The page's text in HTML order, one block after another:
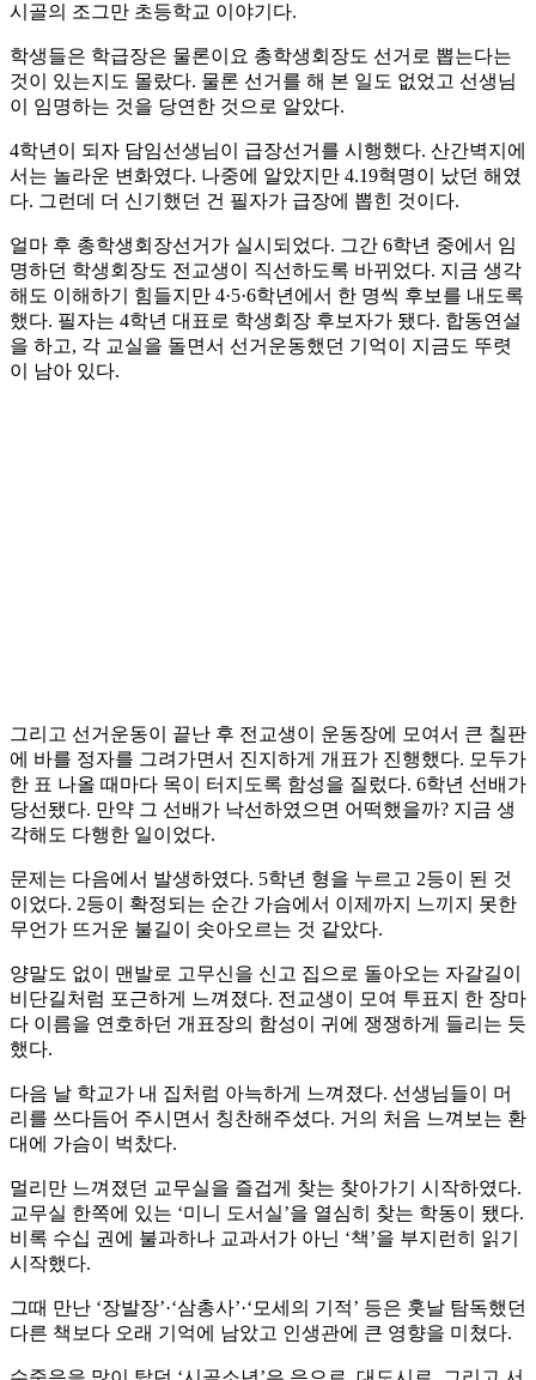
시골의 조그만 초등학교 이야기다.
학생들은 학급장은 물론이요 총학생회장도 선거로 뽑는다는
것이 있는지도 몰랐다. 물론 선거를 해 본 일도 없었고 선생님
이 임명하는 것을 당연한 것으로 알았다.
4학년이 되자 담임선생님이 급장선거를 시행했다. 산간벽지에
서는 놀라운 변화였다. 나중에 알았지만 4.19혁명이 났던 해였
다. 그런데 더 신기했던 건 필자가 급장에 뽑힌 것이다.
얼마 후 총학생회장선거가 실시되었다. 그간 6학년 중에서 임
명하던 학생회장도 전교생이 직선하도록 바뀌었다. 지금 생각
해도 이해하기 힘들지만 4·5·6학년에서 한 명씩 후보를 내도록
했다. 필자는 4학년 대표로 학생회장 후보자가 됐다. 합동연설
을 하고, 각 교실을 돌면서 선거운동했던 기억이 지금도 뚜렷
이 남아 있다.
그리고 선거운동이 끝난 후 전교생이 운동장에 모여서 큰 칠판
에 바를 정자를 그려가면서 진지하게 개표가 진행했다. 모두가
한 표 나올 때마다 목이 터지도록 함성을 질렀다. 6학년 선배가
당선됐다. 만약 그 선배가 낙선하였으면 어떡했을까? 지금 생
각해도 다행한 일이었다.
문제는 다음에서 발생하였다. 5학년 형을 누르고 2등이 된 것
이었다. 2등이 확정되는 순간 가슴에서 이제까지 느끼지 못한
무언가 뜨거운 불길이 솟아오르는 것 같았다.
양말도 없이 맨발로 고무신을 신고 집으로 돌아오는 자갈길이
비단길처럼 포근하게 느껴졌다. 전교생이 모여 투표지 한 장마
다 이름을 연호하던 개표장의 함성이 귀에 쟁쟁하게 들리는 듯
했다.
다음 날 학교가 내 집처럼 아늑하게 느껴졌다. 선생님들이 머
리를 쓰다듬어 주시면서 칭찬해주셨다. 거의 처음 느껴보는 환
대에 가슴이 벅찼다.
멀리만 느껴졌던 교무실을 즐겁게 찾는 찾아가기 시작하였다.
교무실 한쪽에 있는 ‘미니 도서실’을 열심히 찾는 학동이 됐다.
비록 수십 권에 불과하나 교과서가 아닌 ‘책’을 부지런히 읽기
시작했다.
그때 만난 ‘장발장’·‘삼총사’·‘모세의 기적’ 등은 훗날 탐독했던
다른 책보다 오래 기억에 남았고 인생관에 큰 영향을 미쳤다.